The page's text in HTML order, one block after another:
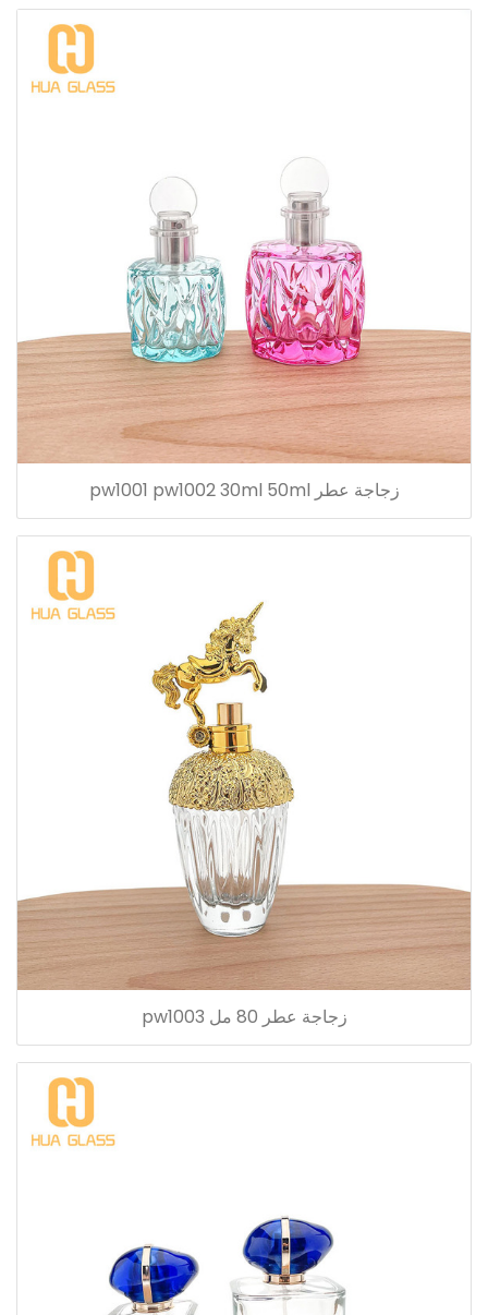
زجاجة عطر pw1001 pw1002 30ml 50ml
زجاجة عطر 80 مل pw1003